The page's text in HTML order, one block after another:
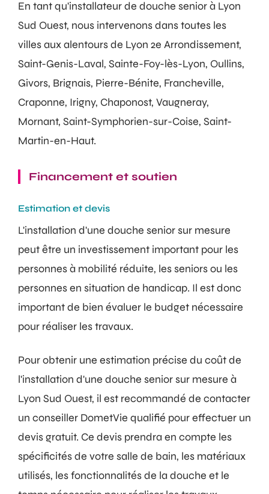
En tant qu'installateur de douche senior à Lyon
Sud Ouest, nous intervenons dans toutes les
villes aux alentours de Lyon 2e Arrondissement,
Saint-Genis-Laval, Sainte-Foy-lès-Lyon, Oullins,
Givors, Brignais, Pierre-Bénite, Francheville,
Craponne, Irigny, Chaponost, Vaugneray,
Mornant, Saint-Symphorien-sur-Coise, Saint-
Martin-en-Haut.
Financement et soutien
Estimation et devis
L'installation d'une douche senior sur mesure
peut être un investissement important pour les
personnes à mobilité réduite, les seniors ou les
personnes en situation de handicap. Il est donc
important de bien évaluer le budget nécessaire
pour réaliser les travaux.
Pour obtenir une estimation précise du coût de
l'installation d'une douche senior sur mesure à
Lyon Sud Ouest, il est recommandé de contacter
un conseiller DometVie qualifié pour effectuer un
devis gratuit. Ce devis prendra en compte les
spécificités de votre salle de bain, les matériaux
utilisés, les fonctionnalités de la douche et le